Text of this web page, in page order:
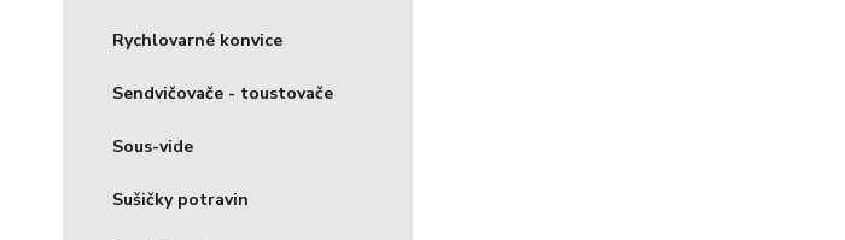
Rychlovarné konvice
Sendvičovače - toustovače
Sous-vide
Sušičky potravin